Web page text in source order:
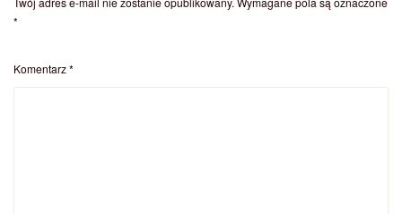
*
Komentarz*